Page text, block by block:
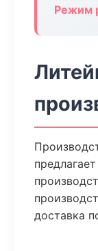
Режим
доставка